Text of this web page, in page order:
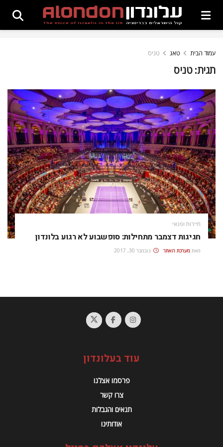
עמוד הבית טאג טניס
תגית:טניס
תיירות ופנאי
חגיגות דצמבר מתחילות: סופשבוע לא רגוע בלונדון
מאת מערכת האתר נובמבר 30, 2017
עוד בעלונדון
פרסמו אצלנו
צרו קשר
תנאים והגבלות
אודותינו